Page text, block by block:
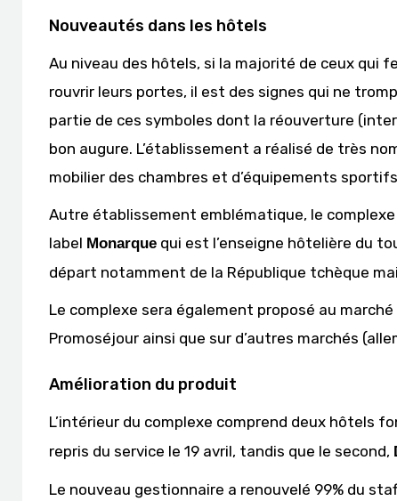
Nouveautés dans les hôtels
Au niveau des hôtels, si la majorité de ceux qui
rouvrir leurs portes, il est des signes qui ne
partie de ces symboles dont la réouverture
bon augure. L’établissement a réalisé de très
mobilier des chambres et d’équipements
Autre établissement emblématique, le complexe
label Monarque qui est l’enseigne hôtelière du
départ notamment de la République tchèque
Le complexe sera également proposé au
Promoséjour ainsi que sur d’autres marchés
Amélioration du produit
L’intérieur du complexe comprend deux hôtels
repris du service le 19 avril, tandis que le second,
Le nouveau gestionnaire a renouvelé 99% du